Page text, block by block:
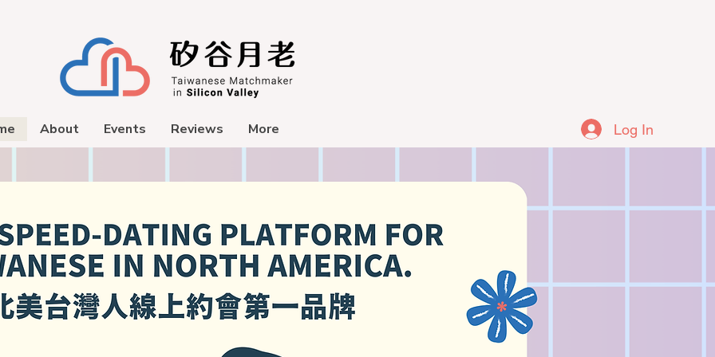
About Events Reviews More Log In